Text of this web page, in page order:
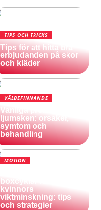
TIPS OCH TRICKS
Tips för att hitta bra
erbjudanden på skor
och kläder
VÄLBEFINNANDE
Vanliga problem med
ljumsken: orsaker,
symtom och
behandling
MOTION
boxcyklar för
kvinnors
viktminskning: tips
och strategier